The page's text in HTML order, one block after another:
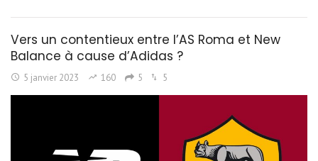
Vers un contentieux entre l’AS Roma et New
Balance à cause d’Adidas ?
5 janvier 2023 160 5 5